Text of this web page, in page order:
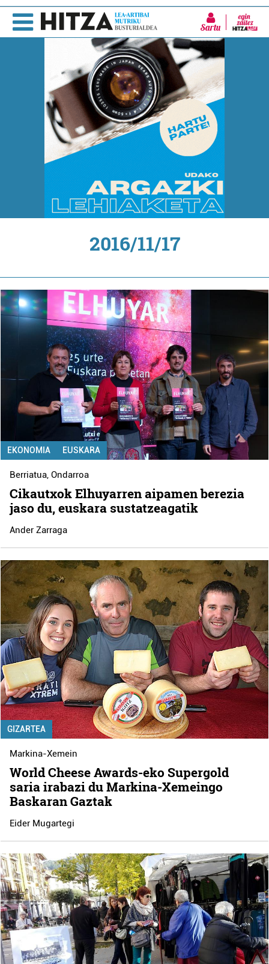
Sartu
2016/11/17
EKONOMIA EUSKARA
Berriatua,Ondarroa
Cikautxok Elhuyarren aipamen berezia
jaso du, euskara sustatzeagatik
Ander Zarraga
GIZARTEA
Markina-Xemein
World Cheese Awards-eko Supergold
saria irabazi du Markina-Xemeingo
Baskaran Gaztak
Eider Mugartegi